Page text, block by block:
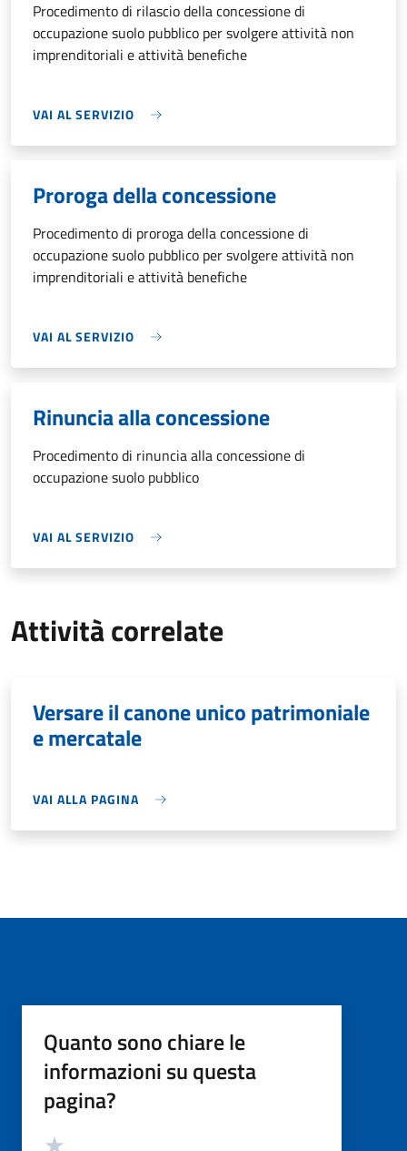
Procedimento di rilascio della concessione di
occupazione suolo pubblico per svolgere attività non
imprenditoriali e attività benefiche
VAI AL SERVIZIO
Proroga della concessione
Procedimento di proroga della concessione di
occupazione suolo pubblico per svolgere attività non
imprenditoriali e attività benefiche
VAI AL SERVIZIO
Rinuncia alla concessione
Procedimento di rinuncia alla concessione di
occupazione suolo pubblico
VAI AL SERVIZIO
Attività correlate
Versare il canone unico patrimoniale
e mercatale
VAI ALLA PAGINA
Quanto sono chiare le
informazioni su questa
pagina?
Valutazione